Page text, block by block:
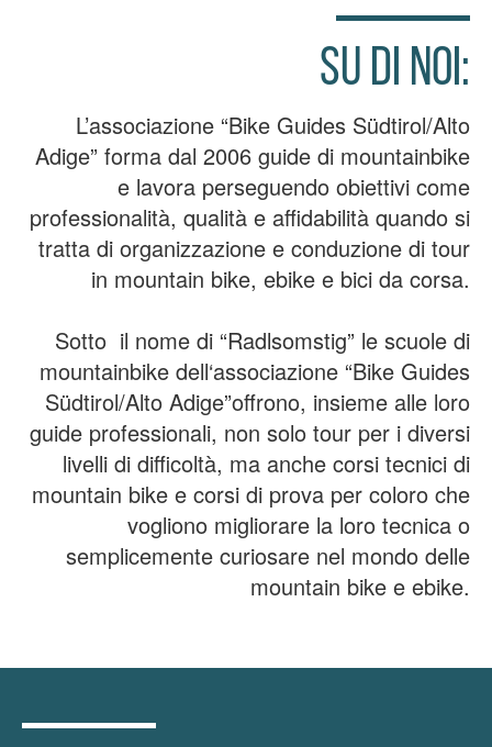
SU DI NOI:
L’associazione “Bike Guides Südtirol/Alto
Adige” forma dal 2006 guide di mountainbike
e lavora perseguendo obiettivi come
professionalità, qualità e affidabilità quando si
tratta di organizzazione e conduzione di tour
in mountain bike, ebike e bici da corsa.
Sotto il nome di “Radlsomstig” le scuole di
mountainbike dell‘associazione “Bike Guides
Südtirol/Alto Adige”offrono, insieme alle loro
guide professionali, non solo tour per i diversi
livelli di difficoltà, ma anche corsi tecnici di
mountain bike e corsi di prova per coloro che
vogliono migliorare la loro tecnica o
semplicemente curiosare nel mondo delle
mountain bike e ebike.